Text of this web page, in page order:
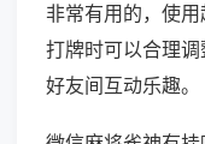
非常有用的，使
打牌时可以合理
好友间互动乐趣。